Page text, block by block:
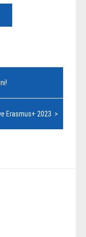
Erasmus+ 2023 >